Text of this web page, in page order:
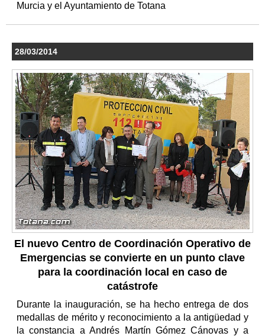
Murcia y el Ayuntamiento de Totana
28/03/2014
El nuevo Centro de Coordinación Operativo de
Emergencias se convierte en un punto clave
para la coordinación local en caso de
catástrofe
Durante la inauguración, se ha hecho entrega de dos
medallas de mérito y reconocimiento a la antigüedad y
la constancia a Andrés Martín Gómez Cánovas y a